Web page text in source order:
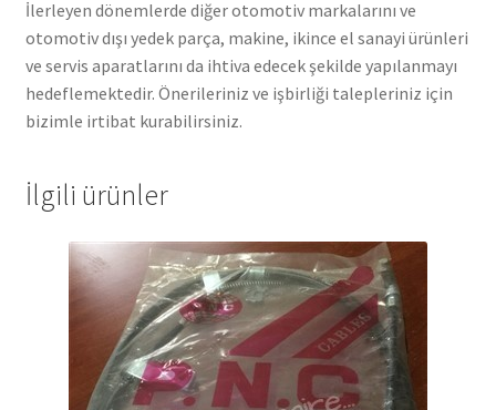
İlerleyen dönemlerde diğer otomotiv markalarını ve
otomotiv dışı yedek parça, makine, ikince el sanayi ürünleri
ve servis aparatlarını da ihtiva edecek şekilde yapılanmayı
hedeflemektedir. Önerileriniz ve işbirliği talepleriniz için
bizimle irtibat kurabilirsiniz.
İlgili ürünler